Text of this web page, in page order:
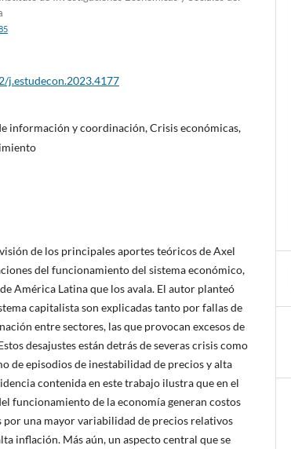
j.estudecon.2023.4177
información y coordinación, Crisis económicas,
de los principales aportes teóricos de Axel
del funcionamiento del sistema económico,
América Latina que los avala. El autor planteó
capitalista son explicadas tanto por fallas de
entre sectores, las que provocan excesos de
desajustes están detrás de severas crisis como
de episodios de inestabilidad de precios y alta
contenida en este trabajo ilustra que en el
funcionamiento de la economía generan costos
por una mayor variabilidad de precios relativos
inflación. Más aún, un aspecto central que se